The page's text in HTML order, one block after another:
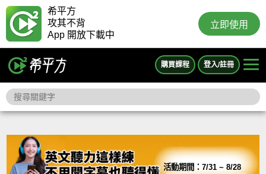
希平方
攻其不背
App 開放下載中
立即使用
購買課程 登入/註冊
活動期間：7/31 ~ 8/28